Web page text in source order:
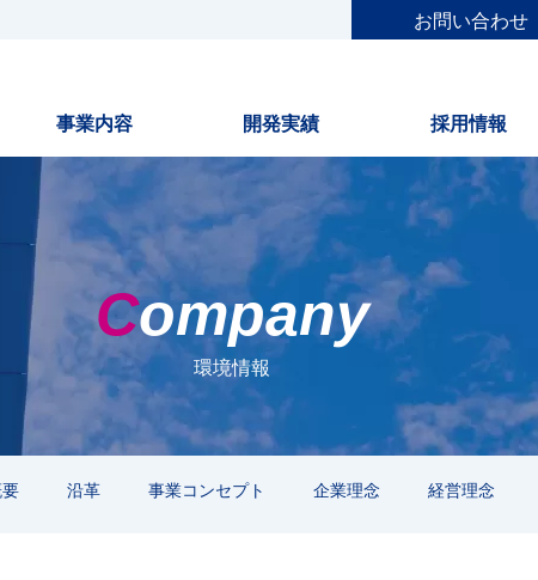
お問い合わせ
事業内容 開発実績 採用情報
Company
環境情報
沿革 事業コンセプト 企業理念 経営理念